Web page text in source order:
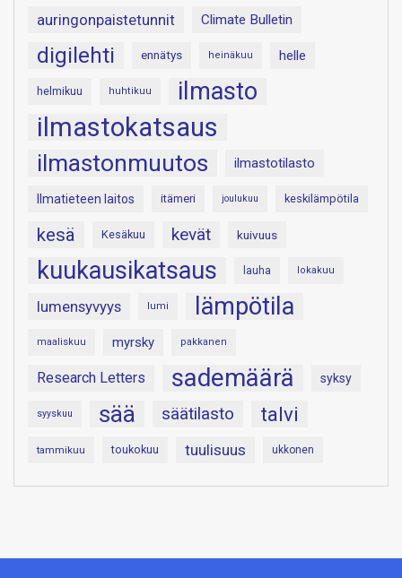
auringonpaistetunnit Climate Bulletin
digilehti ennätys heinäkuu helle
helmikuu huhtikuu ilmasto
ilmastokatsaus
ilmastonmuutos ilmastotilasto
Ilmatieteen laitos itämeri joulukuu keskilämpötila
kesä Kesäkuu kevät kuivuus
kuukausikatsaus lauha lokakuu
lumensyvyys lumi lämpötila
maaliskuu myrsky pakkanen
Research Letters sademäärä syksy
syyskuu sää säätilasto talvi
tammikuu toukokuu tuulisuus ukkonen